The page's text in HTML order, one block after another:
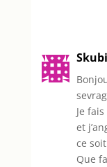
Je
et
ce
Que